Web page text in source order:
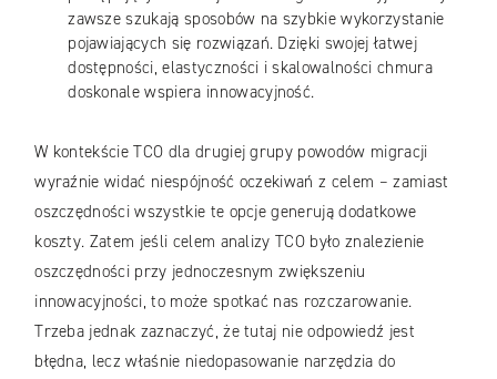
zawsze szukają sposobów na szybkie wykorzystanie
pojawiających się rozwiązań. Dzięki swojej łatwej
dostępności, elastyczności i skalowalności chmura
doskonale wspiera innowacyjność.
W kontekście TCO dla drugiej grupy powodów migracji
wyraźnie widać niespójność oczekiwań z celem – zamiast
oszczędności wszystkie te opcje generują dodatkowe
koszty. Zatem jeśli celem analizy TCO było znalezienie
oszczędności przy jednoczesnym zwiększeniu
innowacyjności, to może spotkać nas rozczarowanie.
Trzeba jednak zaznaczyć, że tutaj nie odpowiedź jest
błędna, lecz właśnie niedopasowanie narzędzia do